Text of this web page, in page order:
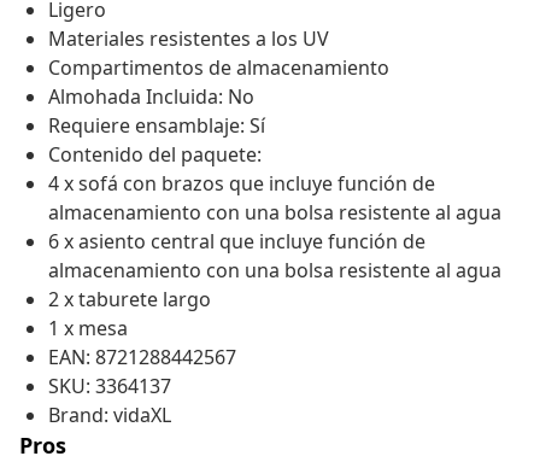
Ligero
Materiales resistentes a los UV
Compartimentos de almacenamiento
Almohada Incluida: No
Requiere ensamblaje: Sí
Contenido del paquete:
4 x sofá con brazos que incluye función de
almacenamiento con una bolsa resistente al agua
6 x asiento central que incluye función de
almacenamiento con una bolsa resistente al agua
2 x taburete largo
1 x mesa
EAN: 8721288442567
SKU: 3364137
Brand: vidaXL
Pros